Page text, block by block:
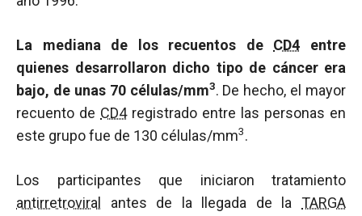
La mediana de los recuentos de CD4 entre
quienes desarrollaron dicho tipo de cáncer era
bajo, de unas 70 células/mm3. De hecho, el mayor
recuento de CD4registrado entre las personas en
este grupo fue de 130 células/mm3.
Los participantes que iniciaron tratamiento
antirretroviral
antes de la llegada de la TARGA